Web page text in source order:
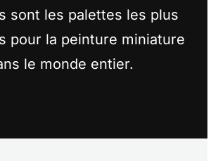
sont les palettes les plus
pour la peinture miniature
le monde entier.